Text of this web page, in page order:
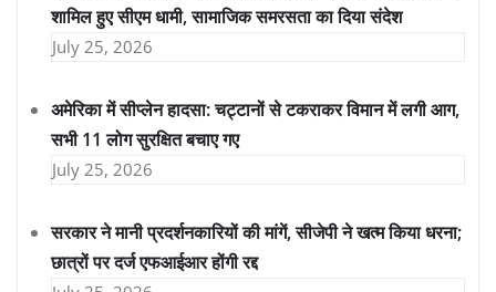
शामिल हुए सीएम धामी, सामाजिक समरसता का दिया संदेश
July 25, 2026
अमेरिका में सीप्लेन हादसा: चट्टानों से टकराकर विमान में लगी आग,
सभी 11 लोग सुरक्षित बचाए गए
July 25, 2026
सरकार ने मानी प्रदर्शनकारियों की मांगें, सीजेपी ने खत्म किया धरना;
छात्रों पर दर्ज एफआईआर होंगी रद्द